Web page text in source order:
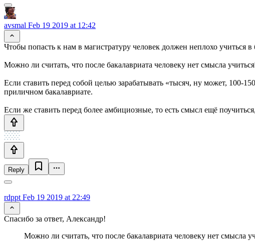
avsmal Feb 19 2019 at 12:42
Чтобы попасть к нам в магистратуру человек должен неплохо учиться в
Можно ли считать, что после бакалавриата человеку нет смысла
Если ставить перед собой целью зарабатывать «тысяч, ну может,
приличном бакалавриате.
Если же ставить перед более амбициозные, то есть смысл ещё
Reply
rdppt Feb 19 2019 at 22:49
Спасибо за ответ, Александр!
Можно ли считать, что после бакалавриата человеку нет смысла